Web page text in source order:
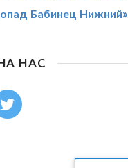
Бабинец Нижний»
НАС